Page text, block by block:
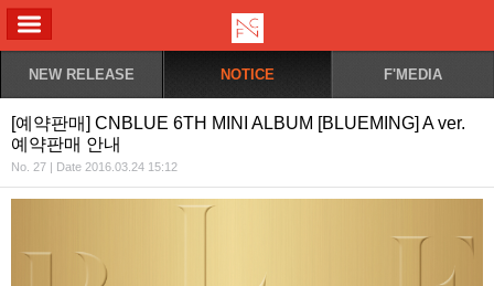
NEW RELEASE NOTICE F'MEDIA
[예약판매] CNBLUE 6TH MINI ALBUM [BLUEMING] A ver.
예약판매 안내
No. 27 | Date 2016.03.24 15:12